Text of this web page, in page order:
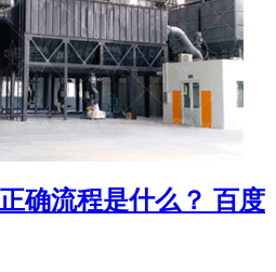
确流程是什么？ 百度